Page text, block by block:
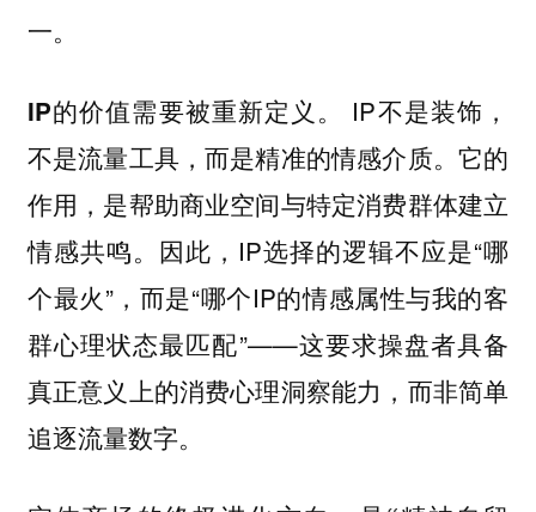
一。
IP的价值需要被重新定义。
IP不是装饰，
不是流量工具，而是精准的情感介质。它的
作用，是帮助商业空间与特定消费群体建立
情感共鸣。因此，IP选择的逻辑不应是“哪
个最火”，而是“哪个IP的情感属性与我的客
群心理状态最匹配”——这要求操盘者具备
真正意义上的消费心理洞察能力，而非简单
追逐流量数字。